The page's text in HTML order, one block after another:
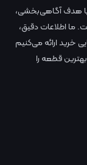
هدف آگاهی‌بخشی،
ما اطلاعات دقیق،
خرید ارائه می‌کنیم
بهترین قطعه را